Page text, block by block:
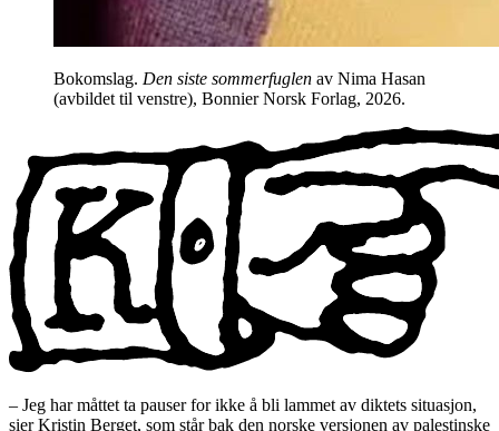
Bokomslag. Den siste sommerfuglen av Nima Hasan
(avbildet til venstre), Bonnier Norsk Forlag, 2026.
– Jeg har måttet ta pauser for ikke å bli lammet av diktets situasjon,
sier Kristin Berget, som står bak den norske versjonen av palestinske